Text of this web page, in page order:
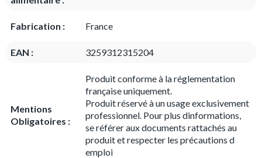
Fabrication : France
EAN : 3259312315204
Mentions
Obligatoires :
Produit conforme à la réglementation
française uniquement.
Produit réservé à un usage exclusivement
professionnel. Pour plus dinformations,
se référer aux documents rattachés au
produit et respecter les précautions d
emploi